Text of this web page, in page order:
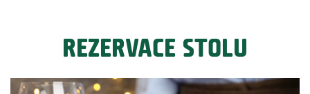
REZERVACE STOLU